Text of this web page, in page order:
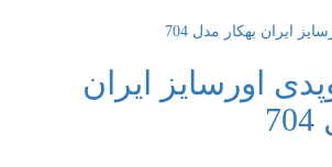
اورسایز ایران